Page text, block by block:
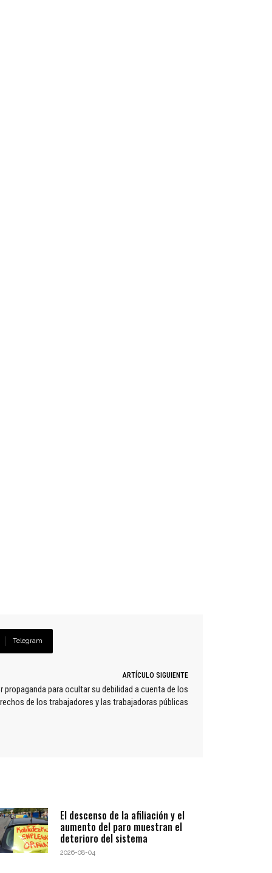
Telegram
ARTÍCULO SIGUIENTE
propaganda para ocultar su debilidad a cuenta de los
de los trabajadores y las trabajadoras públicas
El descenso de la afiliación y el
aumento del paro muestran el
deterioro del sistema
2026-08-04